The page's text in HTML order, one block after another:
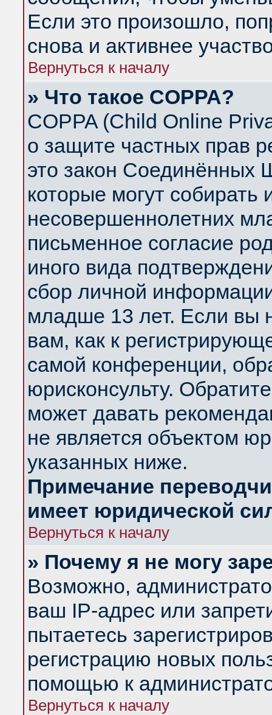
Если это произошло,
снова и активнее
Вернуться к началу
» Что такое COPPA?
COPPA (Child Online
о защите частных прав
это закон Соединённых
которые могут
несовершеннолетних
письменное согласие
иного вида
сбор личной
младше 13 лет. Если вы
вам, как к
самой конференции,
юрисконсульту.
может давать
не является объектом
указанных ниже.
Примечание
имеет юридической
Вернуться к началу
» Почему я не могу
Возможно,
ваш IP-адрес или
пытаетесь
регистрацию новых
помощью к
Вернуться к началу